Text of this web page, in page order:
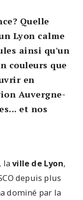
Quelle
Lyon calme
ainsi qu'un
couleurs que
en
Auvergne-
et nos
laville de Lyon,
depuis plus
dominé par la